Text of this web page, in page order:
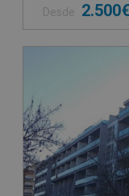
Desde 2.500€